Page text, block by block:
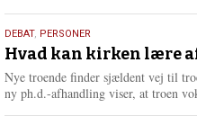
e
e
25.
juli
2026
DEBAT, PERSONER
Hvad kan kirken lære
Nye troende finder sjældent vej til
ny ph.d.-afhandling viser, at troen